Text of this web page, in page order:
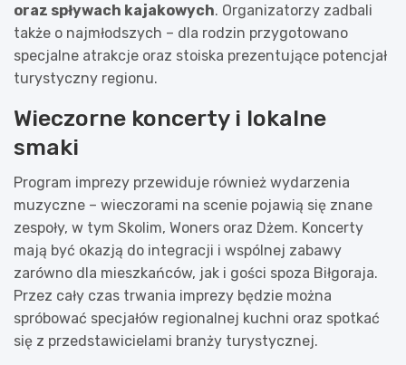
oraz spływach kajakowych. Organizatorzy zadbali
także o najmłodszych – dla rodzin przygotowano
specjalne atrakcje oraz stoiska prezentujące potencjał
turystyczny regionu.
Wieczorne koncerty i lokalne
smaki
Program imprezy przewiduje również wydarzenia
muzyczne – wieczorami na scenie pojawią się znane
zespoły, w tym Skolim, Woners oraz Dżem. Koncerty
mają być okazją do integracji i wspólnej zabawy
zarówno dla mieszkańców, jak i gości spoza Biłgoraja.
Przez cały czas trwania imprezy będzie można
spróbować specjałów regionalnej kuchni oraz spotkać
się z przedstawicielami branży turystycznej.